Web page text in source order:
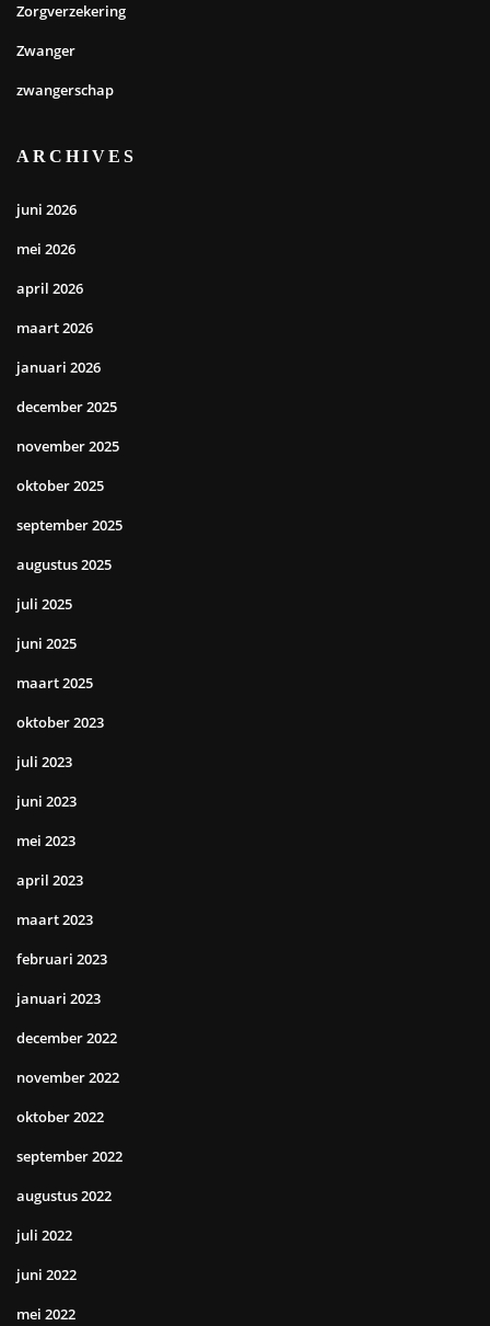
Zorgverzekering
Zwanger
zwangerschap
ARCHIVES
juni 2026
mei 2026
april 2026
maart 2026
januari 2026
december 2025
november 2025
oktober 2025
september 2025
augustus 2025
juli 2025
juni 2025
maart 2025
oktober 2023
juli 2023
juni 2023
mei 2023
april 2023
maart 2023
februari 2023
januari 2023
december 2022
november 2022
oktober 2022
september 2022
augustus 2022
juli 2022
juni 2022
mei 2022